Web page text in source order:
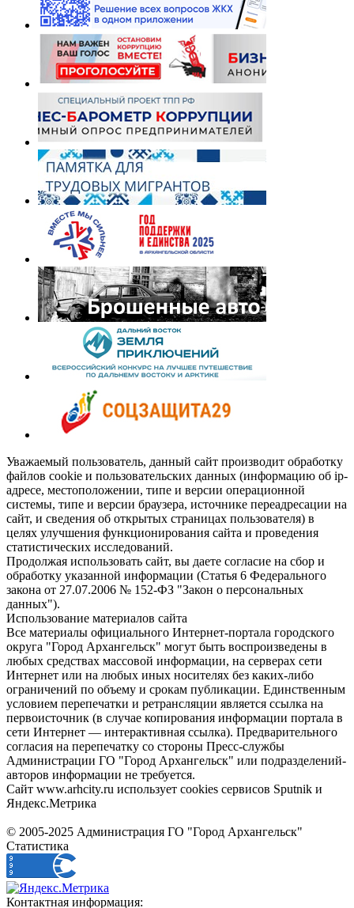
Уважаемый пользователь, данный сайт производит обработку
файлов cookie и пользовательских данных (информацию об ip-
адресе, местоположении, типе и версии операционной
системы, типе и версии браузера, источнике переадресации на
сайт, и сведения об открытых страницах пользователя) в
целях улучшения функционирования сайта и проведения
статистических исследований.
Продолжая использовать сайт, вы даете согласие на сбор и
обработку указанной информации (Статья 6 Федерального
закона от 27.07.2006 № 152-ФЗ "Закон о персональных
данных").
Использование материалов сайта
Все материалы официального Интернет-портала городского
округа "Город Архангельск" могут быть воспроизведены в
любых средствах массовой информации, на серверах сети
Интернет или на любых иных носителях без каких-либо
ограничений по объему и срокам публикации. Единственным
условием перепечатки и ретрансляции является ссылка на
первоисточник (в случае копирования информации портала в
сети Интернет — интерактивная ссылка). Предварительного
согласия на перепечатку со стороны Пресс-службы
Администрации ГО "Город Архангельск" или подразделений-
авторов информации не требуется.
Сайт www.arhcity.ru использует cookies сервисов Sputnik и
Яндекс.Метрика
© 2005-2025 Администрация ГО "Город Архангельск"
Статистика
Контактная информация: